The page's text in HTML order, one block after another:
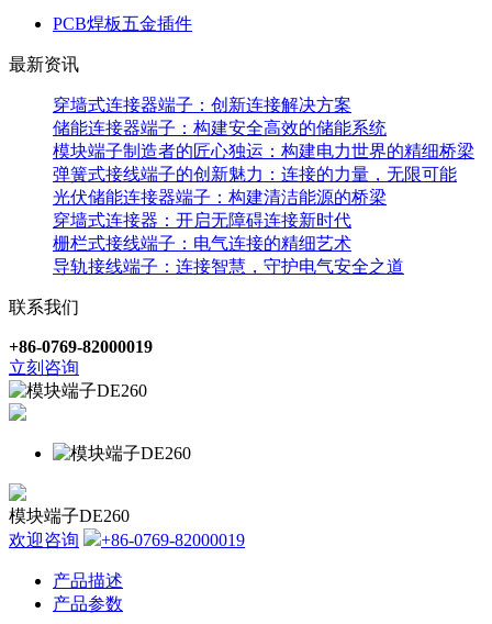
PCB焊板五金插件
最新资讯
穿墙式连接器端子：创新连接解决方案
储能连接器端子：构建安全高效的储能系统
模块端子制造者的匠心独运：构建电力世界的精细桥梁
弹簧式接线端子的创新魅力：连接的力量，无限可能
光伏储能连接器端子：构建清洁能源的桥梁
穿墙式连接器：开启无障碍连接新时代
栅栏式接线端子：电气连接的精细艺术
导轨接线端子：连接智慧，守护电气安全之道
联系我们
+86-0769-82000019
立刻咨询
模块端子DE260
欢迎咨询
+86-0769-82000019
产品描述
产品参数